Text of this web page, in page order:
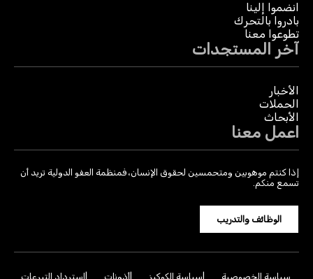
انضموا إلينا
بادروا بالتحرك
تطوعوا معنا
آخر المستجدات
الأخبار
الحملات
الأبحاث
اعمل معنا
إذا كنتم موهوبين ومتحمسين لحقوق الإنسان، فمنظمة العفو الدولية تريد أن
تسمع منكم.
الوظائف والتدريب
سياسة الخصوصية سياسة الكوكيز أذونات استرداد التبرعات